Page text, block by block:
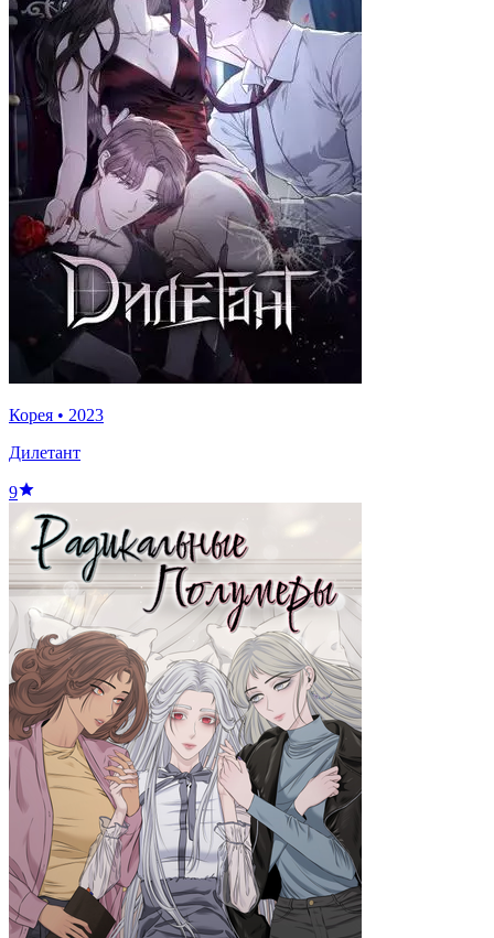
Корея • 2023
Дилетант
9